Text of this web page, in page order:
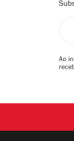
Ao